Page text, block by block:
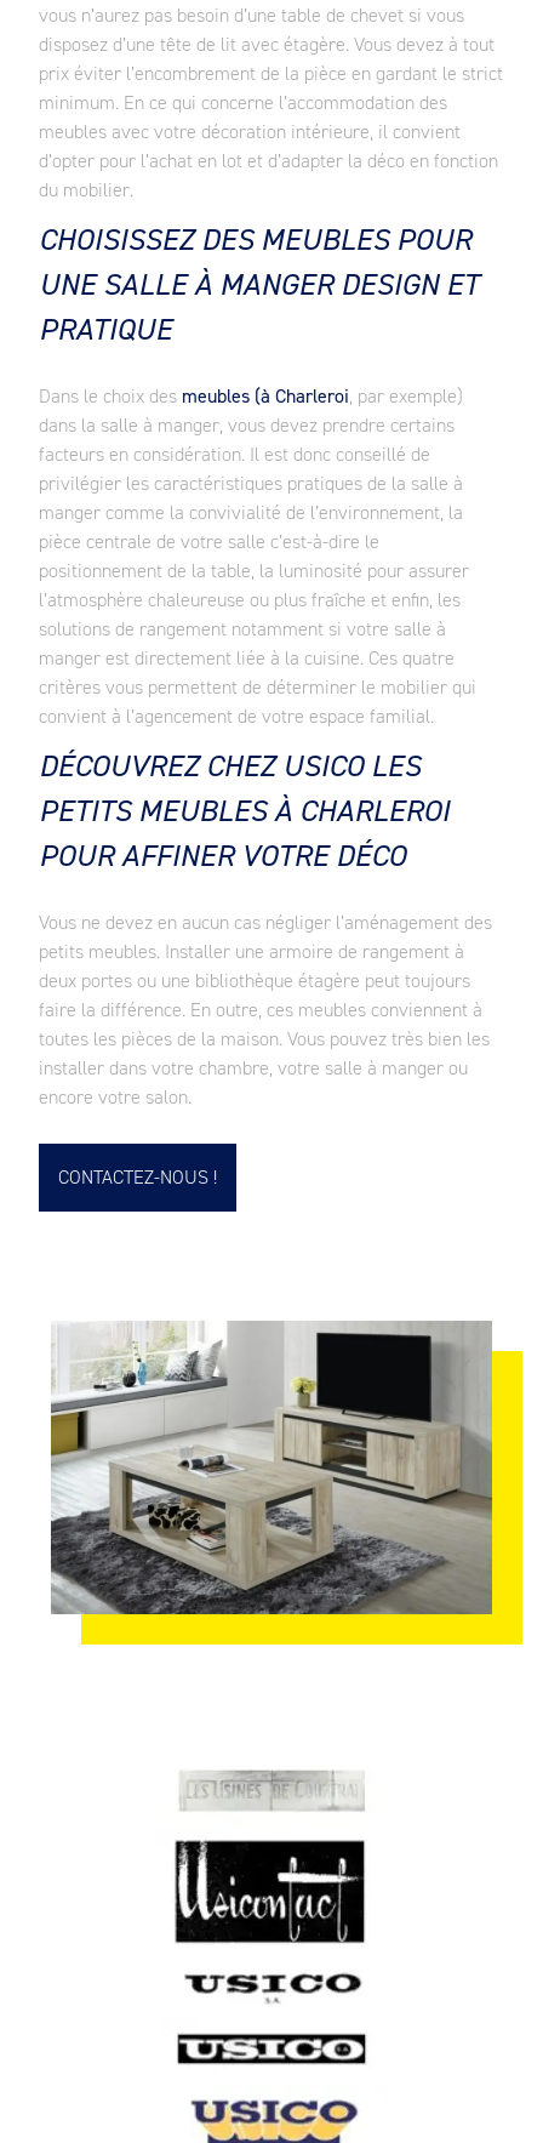
vous n’aurez pas besoin d’une table de chevet si vous
disposez d’une tête de lit avec étagère. Vous devez à tout
prix éviter l’encombrement de la pièce en gardant le strict
minimum. En ce qui concerne l’accommodation des
meubles avec votre décoration intérieure, il convient
d’opter pour l’achat en lot et d’adapter la déco en fonction
du mobilier.
CHOISISSEZ DES MEUBLES POUR
UNE SALLE À MANGER DESIGN ET
PRATIQUE
Dans le choix des meubles (à Charleroi, par exemple)
dans la salle à manger, vous devez prendre certains
facteurs en considération. Il est donc conseillé de
privilégier les caractéristiques pratiques de la salle à
manger comme la convivialité de l’environnement, la
pièce centrale de votre salle c’est-à-dire le
positionnement de la table, la luminosité pour assurer
l’atmosphère chaleureuse ou plus fraîche et enfin, les
solutions de rangement notamment si votre salle à
manger est directement liée à la cuisine. Ces quatre
critères vous permettent de déterminer le mobilier qui
convient à l’agencement de votre espace familial.
DÉCOUVREZ CHEZ USICO LES
PETITS MEUBLES À CHARLEROI
POUR AFFINER VOTRE DÉCO
Vous ne devez en aucun cas négliger l’aménagement des
petits meubles. Installer une armoire de rangement à
deux portes ou une bibliothèque étagère peut toujours
faire la différence. En outre, ces meubles conviennent à
toutes les pièces de la maison. Vous pouvez très bien les
installer dans votre chambre, votre salle à manger ou
encore votre salon.
CONTACTEZ-NOUS !